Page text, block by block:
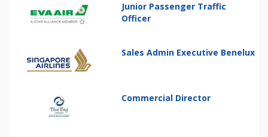
Junior Passenger Traffic
Officer
Sales Admin Executive Benelux
Commercial Director